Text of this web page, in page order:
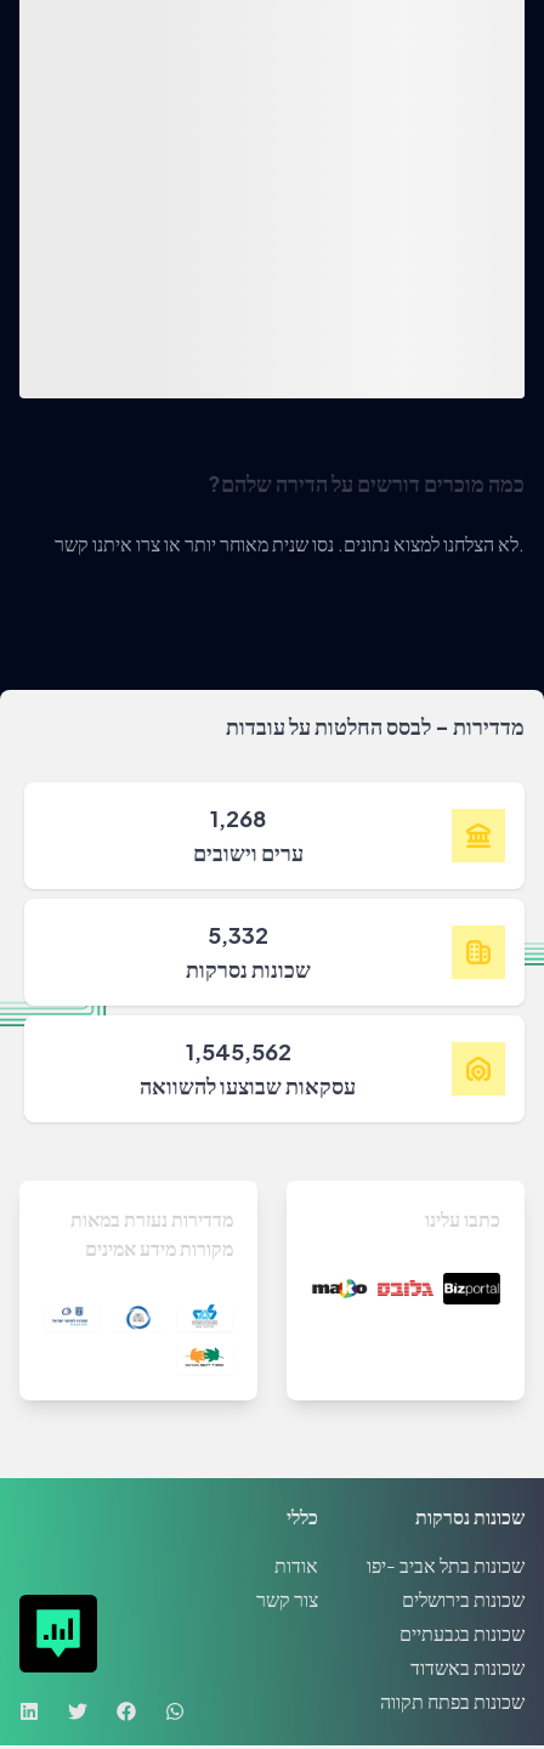
כמה מוכרים דורשים על הדירה שלהם?
לא הצלחנו למצוא נתונים. נסו שנית מאוחר יותר או צרו איתנו קשר.
מדדירות - לבסס החלטות על עובדות
1,268
ערים וישובים
5,332
שכונות נסרקות
1,545,562
עסקאות שבוצעו להשוואה
מדדירות נעזרת במאות
מקורות מידע אמינים
כתבו עלינו
כללי
אודות
צור קשר
שכונות נסרקות
שכונות בתל אביב -יפו
שכונות בירושלים
שכונות בגבעתיים
שכונות באשדוד
שכונות בפתח תקווה